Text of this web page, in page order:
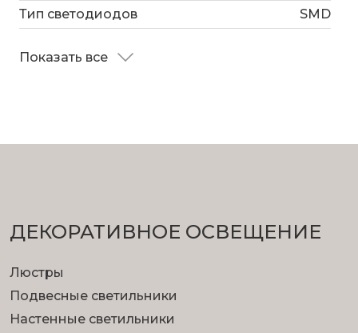
Тип светодиодов
SMD
Показать все
ДЕКОРАТИВНОЕ ОСВЕЩЕНИЕ
Люстры
Подвесные светильники
Настенные светильники